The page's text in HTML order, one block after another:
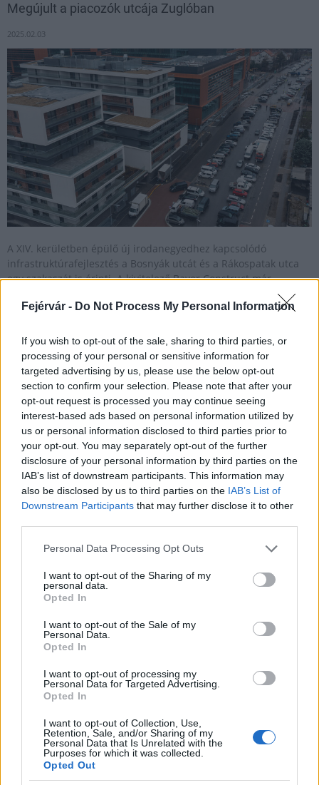
Fejérvár - Do Not Process My Personal Information
If you wish to opt-out of the sale, sharing to third parties, or
processing of your personal or sensitive information for
targeted advertising by us, please use the below opt-out
section to confirm your selection. Please note that after your
opt-out request is processed you may continue seeing
interest-based ads based on personal information utilized by
us or personal information disclosed to third parties prior to
your opt-out. You may separately opt-out of the further
disclosure of your personal information by third parties on the
IAB’s list of downstream participants. This information may
also be disclosed by us to third parties on the IAB’s List of
Downstream Participants that may further disclose it to other
Please note that this website/app uses one or more Google
not limited to your visit or usage behaviour. You may click to
grant or deny consent to Google and its third-party tags to
use your data for below specified purposes in below Google
consent section.
Personal Data Processing Opt Outs
I want to opt-out of the Sharing of my
personal data.
Opted In
I want to opt-out of the Sale of my
Personal Data.
Opted In
I want to opt-out of processing my
Personal Data for Targeted Advertising.
Opted In
I want to opt-out of Collection, Use,
Retention, Sale, and/or Sharing of my
Personal Data that Is Unrelated with the
Purposes for which it was collected.
Opted Out
Megújult a piacozók utcája Zuglóban
2025.02.03
A XIV. kerületben épülő új irodanegyedhez kapcsolódó
infrastruktúrafejlesztés a Bosnyák utcát és a Rákospatak utca
egy szakaszát is érinti. A kivitelező Bayer Construct már
Lehűlés érkezik a hétvégén és visszatérnek a hajnali
fagyok
2025.01.30
Lehűlés érkezik a hétvégén, vasárnap már 10 Celsius-fok alatt
Pénteken helyenként erős széllökések is lehetnek, számottevő
csapadékra nem kell készülni - derül ki a HungaroMet
az MTI-hez.
Közel 90 éves meteorológiai rekordok dőltek meg
2025.01.28